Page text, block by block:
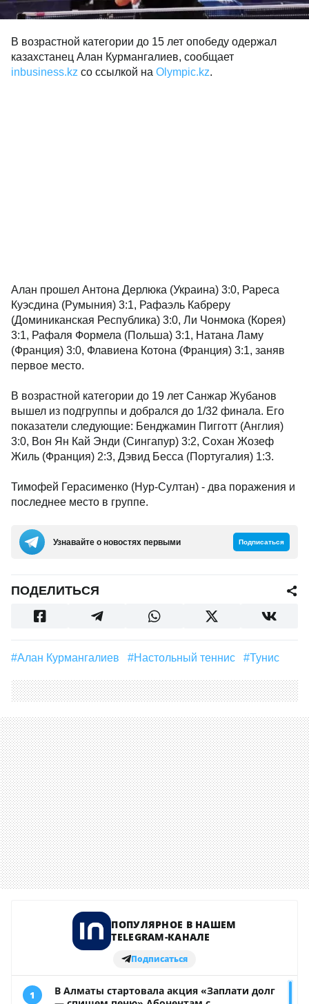
В возрастной категории до 15 лет опобеду одержал
казахстанец Алан Курмангалиев, сообщает
inbusiness.kz со ссылкой на Olympic.kz.
Алан прошел Антона Дерлюка (Украина) 3:0, Рареса
Куэсдина (Румыния) 3:1, Рафаэль Кабреру
(Доминиканская Республика) 3:0, Ли Чонмока (Корея)
3:1, Рафаля Формела (Польша) 3:1, Натана Ламу
(Франция) 3:0, Флавиена Котона (Франция) 3:1, заняв
первое место.
В возрастной категории до 19 лет Санжар Жубанов
вышел из подгруппы и добрался до 1/32 финала. Его
показатели следующие: Бенджамин Пигготт (Англия)
3:0, Вон Ян Кай Энди (Сингапур) 3:2, Сохан Жозеф
Жиль (Франция) 2:3, Дэвид Бесса (Португалия) 1:3.
Тимофей Герасименко (Нур-Султан) - два поражения и
последнее место в группе.
Узнавайте о новостях первыми Подписаться
ПОДЕЛИТЬСЯ
#Алан Курмангалиев #Настольный теннис #Тунис